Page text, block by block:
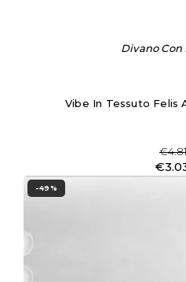
Divano Con
Vibe In Tessuto Felis
-49%